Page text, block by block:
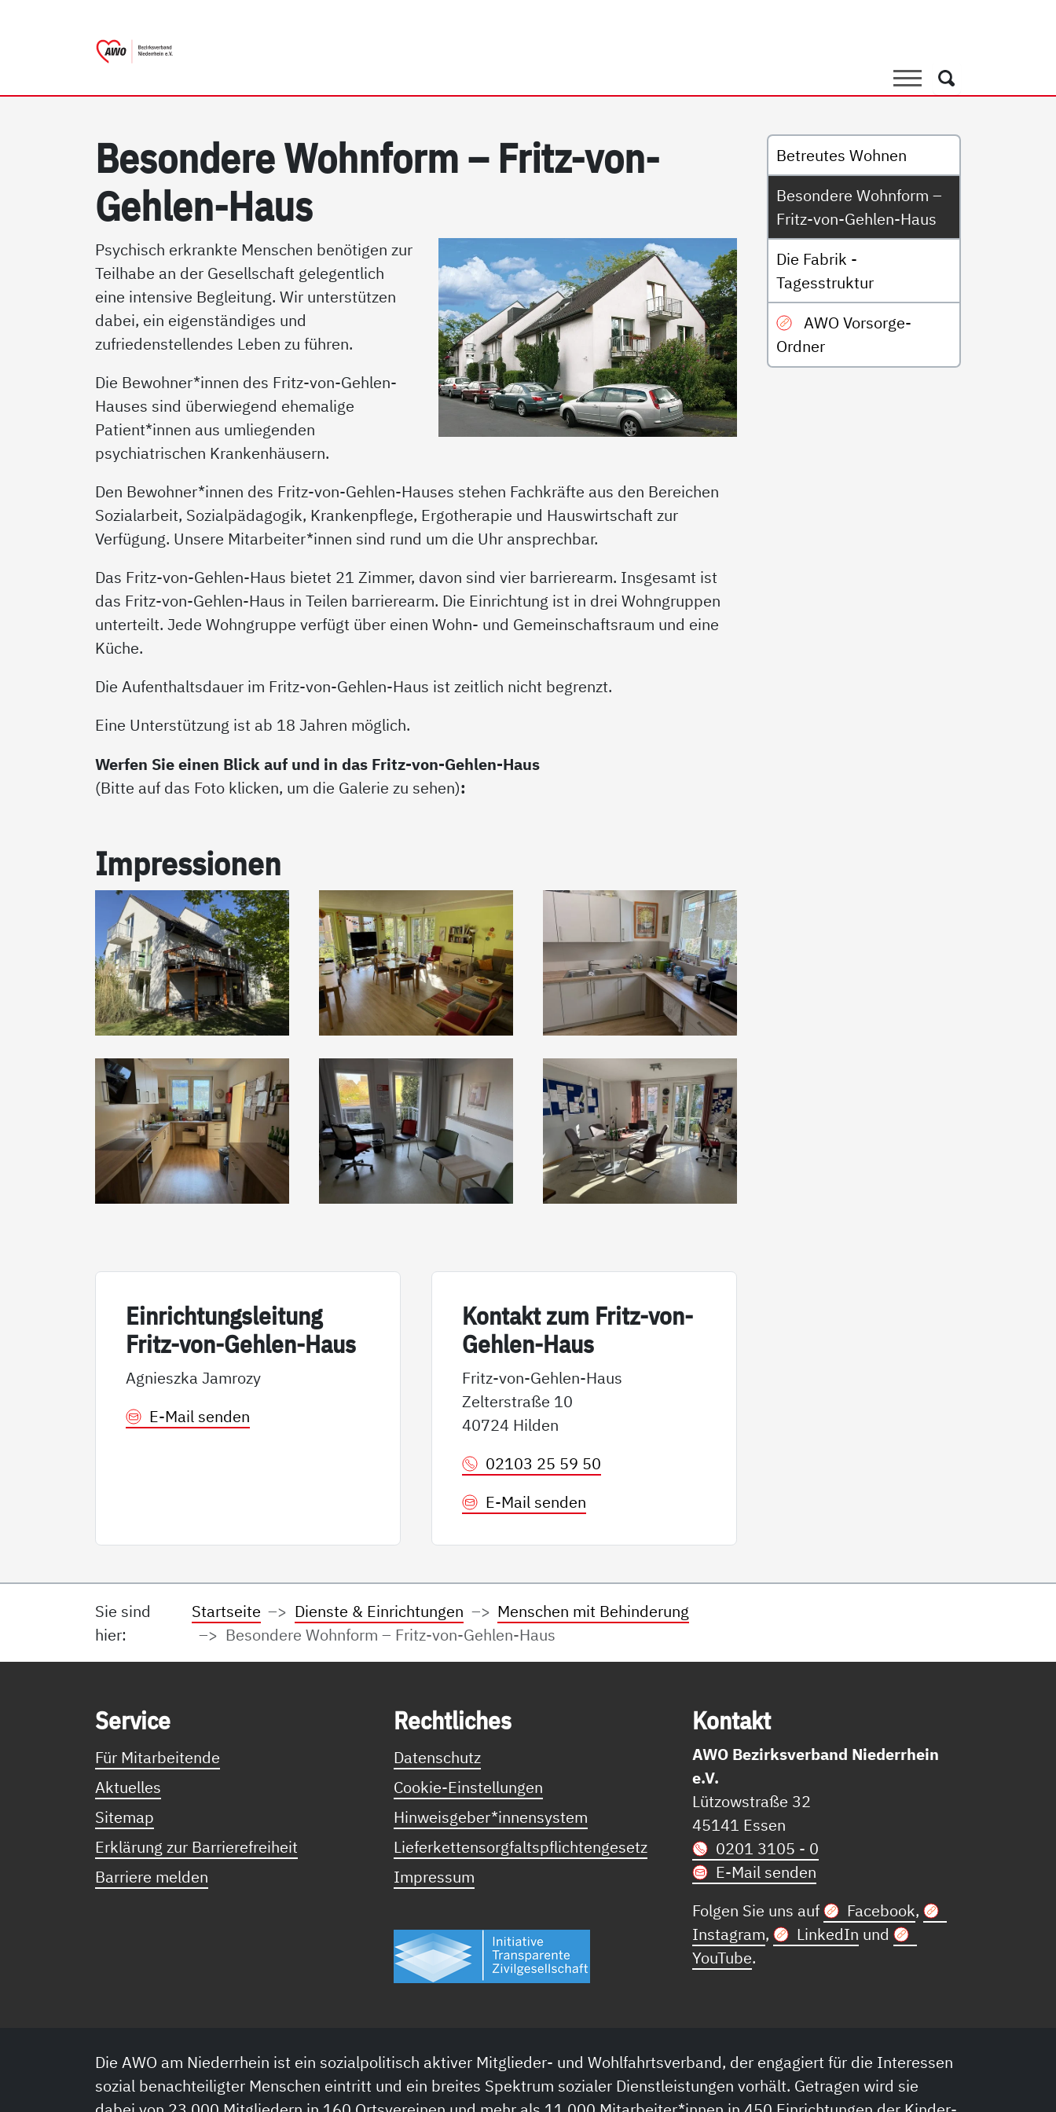
Suche
Suche
Be­son­de­re Wohn­form – Fritz-von-
Geh­len-Haus
Psychisch erkrankte Menschen benötigen zur
Teilhabe an der Gesellschaft gelegentlich
eine intensive Begleitung. Wir unterstützen
dabei, ein eigenständiges und
zufriedenstellendes Leben zu führen.
Die Bewohner*innen des Fritz-von-Gehlen-
Hauses sind überwiegend ehemalige
Patient*innen aus umliegenden
psychiatrischen Krankenhäusern.
Den Bewohner*innen des Fritz-von-Gehlen-Hauses stehen Fachkräfte aus den Bereichen
Sozialarbeit, Sozialpädagogik, Krankenpflege, Ergotherapie und Hauswirtschaft zur
Verfügung. Unsere Mitarbeiter*innen sind rund um die Uhr ansprechbar.
Das Fritz-von-Gehlen-Haus bietet 21 Zimmer, davon sind vier barrierearm. Insgesamt ist
das Fritz-von-Gehlen-Haus in Teilen barrierearm. Die Einrichtung ist in drei Wohngruppen
unterteilt. Jede Wohngruppe verfügt über einen Wohn- und Gemeinschaftsraum und eine
Küche.
Die Aufenthaltsdauer im Fritz-von-Gehlen-Haus ist zeitlich nicht begrenzt.
Eine Unterstützung ist ab 18 Jahren möglich.
Werfen Sie einen Blick auf und in das Fritz-von-Gehlen-Haus
(Bitte auf das Foto klicken, um die Galerie zu sehen):
Im­pres­sio­nen
Ein­rich­tungs­lei­tung
Fritz-von-Geh­len-Haus
Agnieszka Jamrozy
E-Mail senden
Kon­takt zum Fritz-von-
Geh­len-Haus
Fritz-von-Gehlen-Haus
Zelterstraße 10
40724 Hilden
02103 25 59 50
E-Mail senden
Untermenü
Betreutes Wohnen
Besondere Wohnform –
Fritz-von-Gehlen-Haus
Die Fabrik -
Tagesstruktur
AWO Vorsorge-
Ordner
Sie sind
hier:
Startseite Dienste & Einrichtungen
Menschen mit Behinderung
Besondere Wohnform – Fritz-von-Gehlen-Haus
Ser­vice
Für Mitarbeitende
Aktuelles
Sitemap
Erklärung zur Barrierefreiheit
Barriere melden
Recht­li­ches
Datenschutz
Cookie-Einstellungen
Hinweisgeber*innensystem
Lieferkettensorgfaltspflichtengesetz
Impressum
Kon­takt
AWO Bezirksverband Niederrhein
e.V.
Lützowstraße 32
45141 Essen
0201 3105 - 0
E-Mail senden
Folgen Sie uns auf
Facebook,
Instagram, LinkedIn und
YouTube.
Die AWO am Niederrhein ist ein sozialpolitisch aktiver Mitglieder- und Wohlfahrtsverband, der engagiert für die Interessen
sozial benachteiligter Menschen eintritt und ein breites Spektrum sozialer Dienstleistungen vorhält. Getragen wird sie